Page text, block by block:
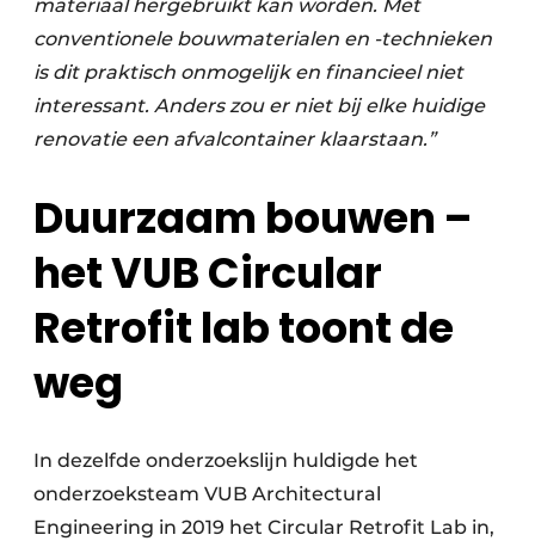
materiaal hergebruikt kan worden. Met
conventionele bouwmaterialen en -technieken
is dit praktisch onmogelijk en financieel niet
interessant. Anders zou er niet bij elke huidige
renovatie een afvalcontainer klaarstaan.”
Duurzaam bouwen –
het VUB Circular
Retrofit lab toont de
weg
In dezelfde onderzoekslijn huldigde het
onderzoeksteam VUB Architectural
Engineering in 2019 het Circular Retrofit Lab in,